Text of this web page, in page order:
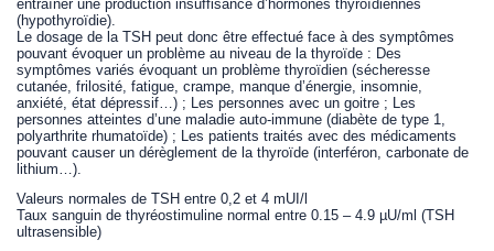
entraîner une production insuffisance d’hormones thyroïdiennes
(hypothyroïdie).
Le dosage de la TSH peut donc être effectué face à des symptômes
pouvant évoquer un problème au niveau de la thyroïde : Des
symptômes variés évoquant un problème thyroïdien (sécheresse
cutanée, frilosité, fatigue, crampe, manque d’énergie, insomnie,
anxiété, état dépressif…) ; Les personnes avec un goitre ; Les
personnes atteintes d’une maladie auto-immune (diabète de type 1,
polyarthrite rhumatoïde) ; Les patients traités avec des médicaments
pouvant causer un dérèglement de la thyroïde (interféron, carbonate de
lithium…).
Valeurs normales de TSH entre 0,2 et 4 mUI/l
Taux sanguin de thyréostimuline normal entre 0.15 – 4.9 µU/ml (TSH
ultrasensible)